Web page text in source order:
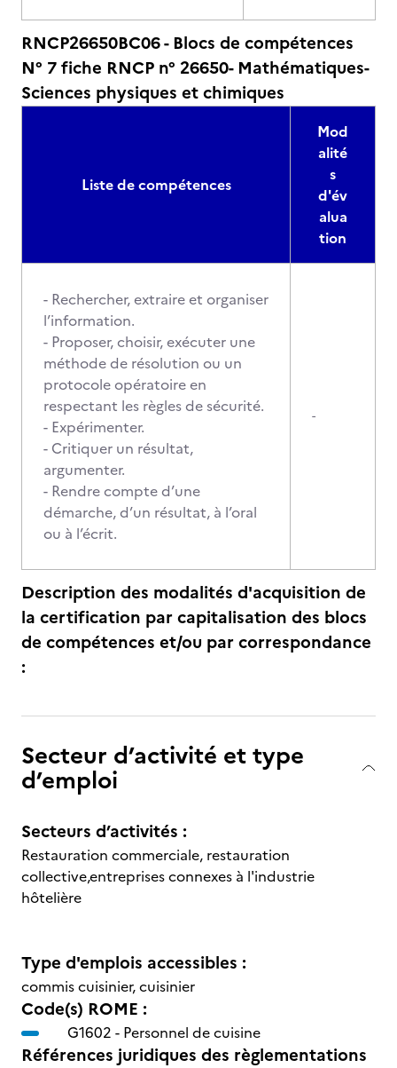
RNCP26650BC06 - Blocs de compétences
N° 7 fiche RNCP n° 26650- Mathématiques-
Sciences physiques et chimiques
Liste de compétences
Mod
alité
s
d'év
alua
tion
- Rechercher, extraire et organiser
l’information.
- Proposer, choisir, exécuter une
méthode de résolution ou un
protocole opératoire en
respectant les règles de sécurité.
- Expérimenter.
- Critiquer un résultat,
argumenter.
- Rendre compte d’une
démarche, d’un résultat, à l’oral
ou à l’écrit.
-
Description des modalités d'acquisition de
la certification par capitalisation des blocs
de compétences et/ou par correspondance
:
Secteur d’activité et type
d’emploi
Secteurs d’activités :
Restauration commerciale, restauration
collective,entreprises connexes à l'industrie
hôtelière
Type d'emplois accessibles :
commis cuisinier, cuisinier
Code(s) ROME :
G1602 - Personnel de cuisine
Références juridiques des règlementations